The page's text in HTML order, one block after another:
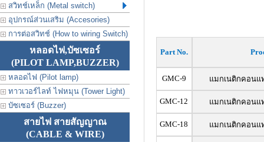
สวิทช์เหล็ก (Metal switch)
อุปกรณ์ส่วนเสริม (Accesories)
การต่อสวิทช์ (How to wiring Switch)
หลอดไฟ,บัซเซอร์
(PILOT LAMP,BUZZER)
หลอดไฟ (Pilot lamp)
ทาวเวอร์ไลท์ ไฟหมุน (Tower Light)
บัซเซอร์ (Buzzer)
สายไฟ สายสัญญาณ
(CABLE & WIRE)
Part No.
GMC-9 แมกเนติกคอนแ
GMC-12 แมกเนติกคอนแ
GMC-18 แมกเนติกคอนแ